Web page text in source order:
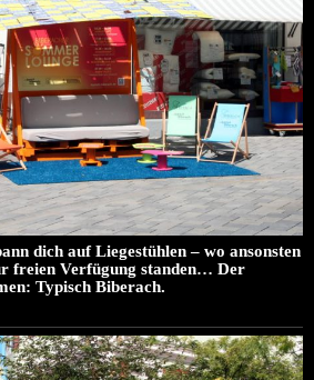
dich auf Liegestühlen – wo ansonsten
freien Verfügung standen… Der
Typisch Biberach.